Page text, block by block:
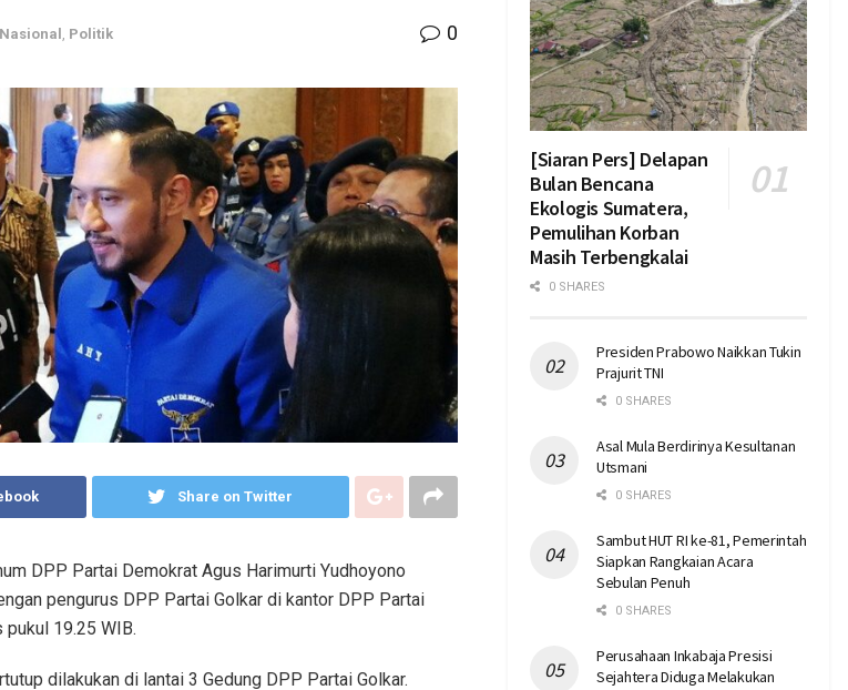
Nasional Politik 0
Share on Twitter
DPP Partai Demokrat Agus Harimurti Yudhoyono
pengurus DPP Partai Golkar di kantor DPP Partai
pukul 19.25 WIB.
dilakukan di lantai 3 Gedung DPP Partai Golkar.
[Siaran Pers] Delapan
Bulan Bencana
Ekologis Sumatera,
Pemulihan Korban
Masih Terbengkalai
0 SHARES
Presiden Prabowo Naikkan Tukin
Prajurit TNI
0 SHARES
Asal Mula Berdirinya Kesultanan
Utsmani
0 SHARES
Sambut HUT RI ke-81, Pemerintah
Siapkan Rangkaian Acara
Sebulan Penuh
0 SHARES
Perusahaan Inkabaja Presisi
Sejahtera Diduga Melakukan